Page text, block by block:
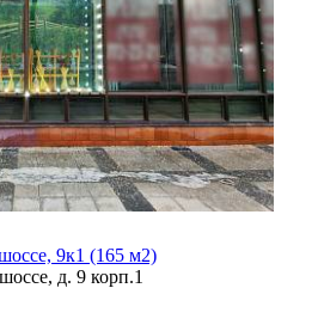
9к1 (165 м2)
д. 9 корп.1